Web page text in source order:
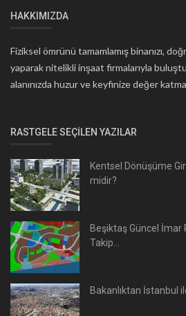
HAKKIMIZDA
Fiziksel ömrünü tamamlamış binanızı,
yaparak nitelikli inşaat firmalarıyla
alanınızda huzur ve keyfinize değer
RASTGELE SEÇILEN YAZILAR
Kentsel Dönüşüme
midir?
Beşiktaş Güncel İmar
Takip...
Bakanlıktan İstanbul